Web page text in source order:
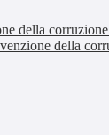
della
della